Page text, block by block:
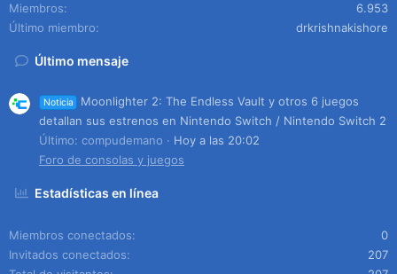
Miembros
6.953
Último miembro
drkrishnakishore
Último mensaje
Noticia
Moonlighter 2: The Endless Vault y otros 6 juegos
detallan sus estrenos en Nintendo Switch / Nintendo Switch 2
Último: compudemano
Hoy a las 20:02
Foro de consolas y juegos
Estadísticas en línea
Miembros conectados
0
Invitados conectados
207